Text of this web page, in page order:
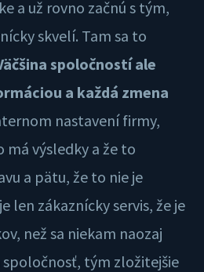
a už rovno začnú s tým,
skvelí. Tam sa to
spoločností ale
a každá zmena
nastavení firmy,
výsledky a že to
a pätu, že to nie je
len zákaznícky servis, že je
než sa niekam naozaj
spoločnosť, tým zložitejšie